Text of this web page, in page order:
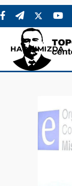
HAQQIMIZDA